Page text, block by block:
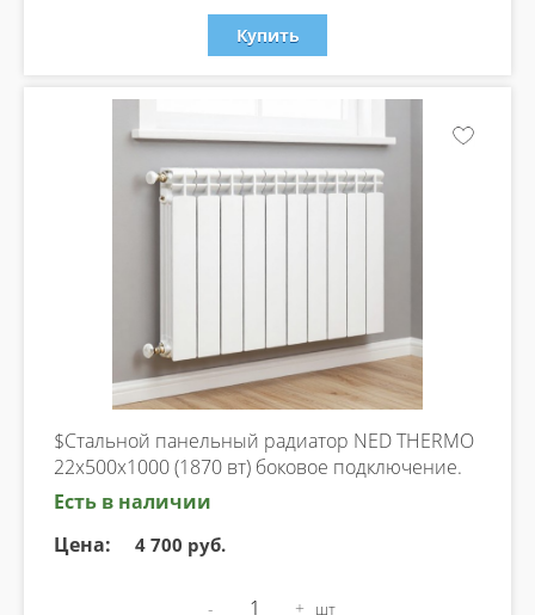
Купить
$Стальной панельный радиатор NED THERMO
22х500х1000 (1870 вт) боковое подключение.
Есть в наличии
Цена:
4 700 руб.
- + шт